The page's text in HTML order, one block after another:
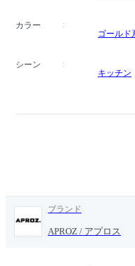
カラー
ゴールド
シーン
キッチン
ブランド
APROZ / アプロス